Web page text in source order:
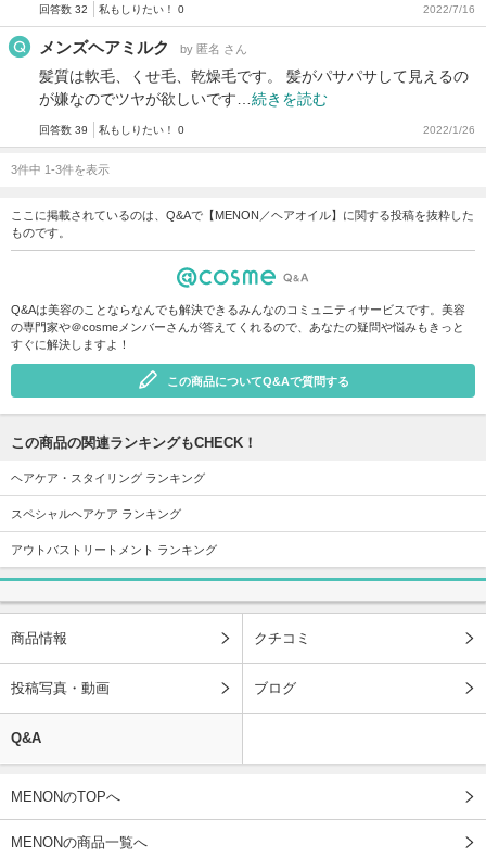
回答数 32 私もしりたい！ 0 2022/7/16
メンズヘアミルク by 匿名 さん
髪質は軟毛、くせ毛、乾燥毛です。 髪がパサパサして見えるの
が嫌なのでツヤが欲しいです… 続きを読む
回答数 39 私もしりたい！ 0 2022/1/26
3件中 1-3件を表示
ここに掲載されているのは、Q&Aで【MENON／ヘアオイル】に関する投稿を抜粋した
ものです。
Q&Aは美容のことならなんでも解決できるみんなのコミュニティサービスです。美容
の専門家や＠cosmeメンバーさんが答えてくれるので、あなたの疑問や悩みもきっと
すぐに解決しますよ！
この商品についてQ&Aで質問する
この商品の関連ランキングもCHECK！
ヘアケア・スタイリング ランキング
スペシャルヘアケア ランキング
アウトバストリートメント ランキング
商品情報 クチコミ
投稿写真・動画 ブログ
Q&A
MENONのTOPへ
MENONの商品一覧へ